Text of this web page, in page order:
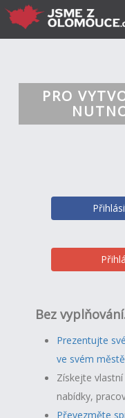
PRO
Bez
Prezentujte
ve svém
Získejte
nabídky,
Převezměte